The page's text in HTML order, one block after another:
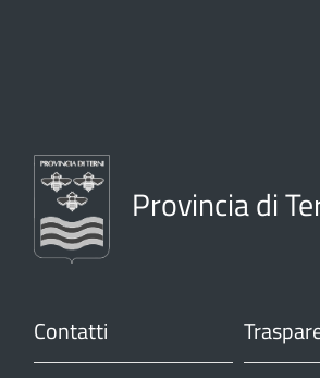
Provincia di
Contatti